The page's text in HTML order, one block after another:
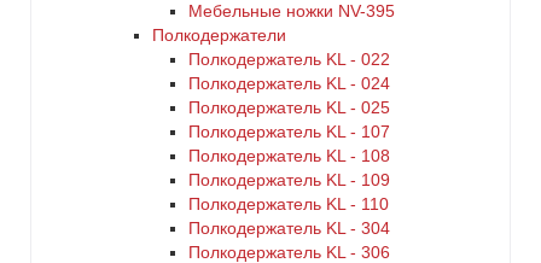
Мебельные ножки NV-395
Полкодержатели
Полкодержатель KL - 022
Полкодержатель KL - 024
Полкодержатель KL - 025
Полкодержатель KL - 107
Полкодержатель KL - 108
Полкодержатель KL - 109
Полкодержатель KL - 110
Полкодержатель KL - 304
Полкодержатель KL - 306